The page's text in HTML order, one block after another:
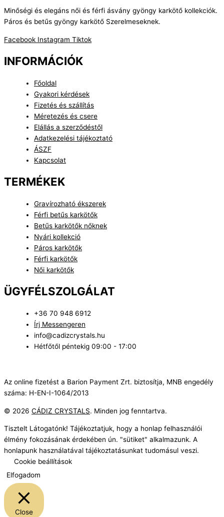
Minőségi és elegáns női és férfi ásvány gyöngy karkötő kollekciók.
Páros és betűs gyöngy karkötő Szerelmeseknek.
Facebook Instagram Tiktok
INFORMÁCIÓK
Főoldal
Gyakori kérdések
Fizetés és szállítás
Méretezés és csere
Elállás a szerződéstől
Adatkezelési tájékoztató
ÁSZF
Kapcsolat
TERMÉKEK
Gravírozható ékszerek
Férfi betűs karkötők
Betűs karkötők nőknek
Nyári kollekció
Páros karkötők
Férfi karkötők
Női karkötők
ÜGYFÉLSZOLGÁLAT
+36 70 948 6912
Írj Messengeren
info@cadizcrystals.hu
Hétfőtől péntekig 09:00 - 17:00
Az online fizetést a Barion Payment Zrt. biztosítja, MNB engedély
száma: H-EN-I-1064/2013
© 2026 CÁDIZ CRYSTALS. Minden jog fenntartva.
Tisztelt Látogatónk! Tájékoztatjuk, hogy a honlap felhasználói
élmény fokozásának érdekében ún. "sütiket" alkalmazunk. A
honlapunk használatával tájékoztatásunkat tudomásul veszi.
Cookie beállítások
Elfogadom
Close